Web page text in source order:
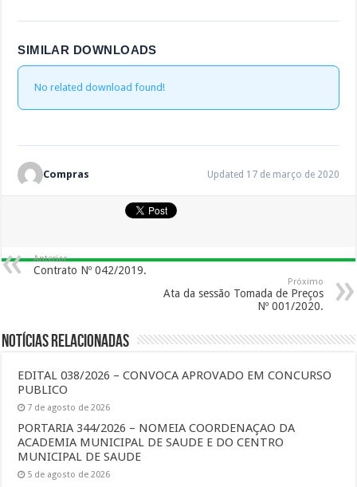
SIMILAR DOWNLOADS
No related download found!
Compras Updated 17 de março de 2020
Anterior
Contrato Nº 042/2019.
Próximo
Ata da sessão Tomada de Preços
Nº 001/2020.
Notícias Relacionadas
EDITAL 038/2026 – CONVOCA APROVADO EM CONCURSO
PUBLICO
7 de agosto de 2026
PORTARIA 344/2026 – NOMEIA COORDENAÇAO DA
ACADEMIA MUNICIPAL DE SAUDE E DO CENTRO
MUNICIPAL DE SAUDE
5 de agosto de 2026